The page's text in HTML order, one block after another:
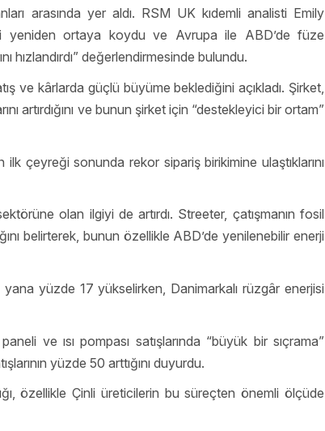
arasında yer aldı. RSM UK kıdemli analisti Emily
yeniden ortaya koydu ve Avrupa ile ABD’de füze
hızlandırdı” değerlendirmesinde bulundu.
ve kârlarda güçlü büyüme beklediğini açıkladı. Şirket,
artırdığını ve bunun şirket için “destekleyici bir ortam”
çeyreği sonunda rekor sipariş birikimine ulaştıklarını
olan ilgiyi de artırdı. Streeter, çatışmanın fosil
belirterek, bunun özellikle ABD’de yenilenebilir enerji
yüzde 17 yükselirken, Danimarkalı rüzgâr enerjisi
ve ısı pompası satışlarında “büyük bir sıçrama”
yüzde 50 arttığını duyurdu.
özellikle Çinli üreticilerin bu süreçten önemli ölçüde